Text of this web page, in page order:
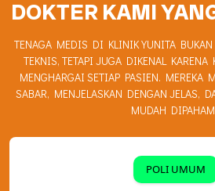
DOKTER KAMI
TENAGA MEDIS DI KLINIK YUNITA BUKAN
TEKNIS, TETAPI JUGA DIKENAL KARENA
MENGHARGAI SETIAP PASIEN. MEREKA
SABAR, MENJELASKAN DENGAN JELAS,
MUDAH
POLI UMUM